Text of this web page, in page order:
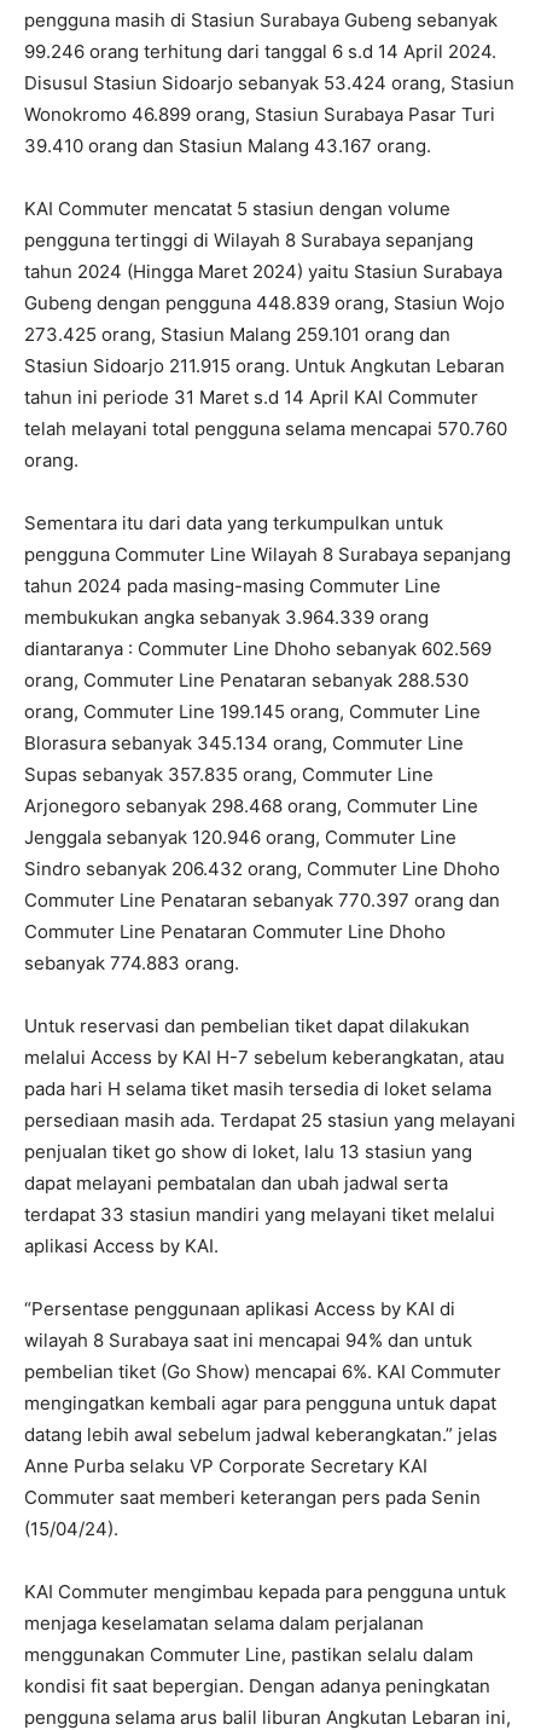
pengguna masih di Stasiun Surabaya Gubeng sebanyak
99.246 orang terhitung dari tanggal 6 s.d 14 April 2024.
Disusul Stasiun Sidoarjo sebanyak 53.424 orang, Stasiun
Wonokromo 46.899 orang, Stasiun Surabaya Pasar Turi
39.410 orang dan Stasiun Malang 43.167 orang.
KAI Commuter mencatat 5 stasiun dengan volume
pengguna tertinggi di Wilayah 8 Surabaya sepanjang
tahun 2024 (Hingga Maret 2024) yaitu Stasiun Surabaya
Gubeng dengan pengguna 448.839 orang, Stasiun Wojo
273.425 orang, Stasiun Malang 259.101 orang dan
Stasiun Sidoarjo 211.915 orang. Untuk Angkutan Lebaran
tahun ini periode 31 Maret s.d 14 April KAI Commuter
telah melayani total pengguna selama mencapai 570.760
orang.
Sementara itu dari data yang terkumpulkan untuk
pengguna Commuter Line Wilayah 8 Surabaya sepanjang
tahun 2024 pada masing-masing Commuter Line
membukukan angka sebanyak 3.964.339 orang
diantaranya : Commuter Line Dhoho sebanyak 602.569
orang, Commuter Line Penataran sebanyak 288.530
orang, Commuter Line 199.145 orang, Commuter Line
Blorasura sebanyak 345.134 orang, Commuter Line
Supas sebanyak 357.835 orang, Commuter Line
Arjonegoro sebanyak 298.468 orang, Commuter Line
Jenggala sebanyak 120.946 orang, Commuter Line
Sindro sebanyak 206.432 orang, Commuter Line Dhoho
Commuter Line Penataran sebanyak 770.397 orang dan
Commuter Line Penataran Commuter Line Dhoho
sebanyak 774.883 orang.
Untuk reservasi dan pembelian tiket dapat dilakukan
melalui Access by KAI H-7 sebelum keberangkatan, atau
pada hari H selama tiket masih tersedia di loket selama
persediaan masih ada. Terdapat 25 stasiun yang melayani
penjualan tiket go show di loket, lalu 13 stasiun yang
dapat melayani pembatalan dan ubah jadwal serta
terdapat 33 stasiun mandiri yang melayani tiket melalui
aplikasi Access by KAI.
“Persentase penggunaan aplikasi Access by KAI di
wilayah 8 Surabaya saat ini mencapai 94% dan untuk
pembelian tiket (Go Show) mencapai 6%. KAI Commuter
mengingatkan kembali agar para pengguna untuk dapat
datang lebih awal sebelum jadwal keberangkatan.” jelas
Anne Purba selaku VP Corporate Secretary KAI
Commuter saat memberi keterangan pers pada Senin
(15/04/24).
KAI Commuter mengimbau kepada para pengguna untuk
menjaga keselamatan selama dalam perjalanan
menggunakan Commuter Line, pastikan selalu dalam
kondisi fit saat bepergian. Dengan adanya peningkatan
pengguna selama arus balil liburan Angkutan Lebaran ini,